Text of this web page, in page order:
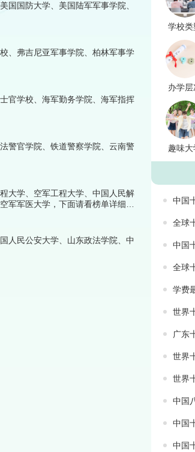
国国防大学、美国陆军军事学院、
、弗吉尼亚军事学院、柏林军事学
官学校、海军勤务学院、海军指挥
警官学院、铁道警察学院、云南警
大学、空军工程大学、中国人民解
军军医大学，下面请看榜单详细内
人民公安大学、山东政法学院、中
学校类
办学层
趣味大
中国
全球
中国
全球
学费
世界
广东
世界
世界
中国
中国
中国